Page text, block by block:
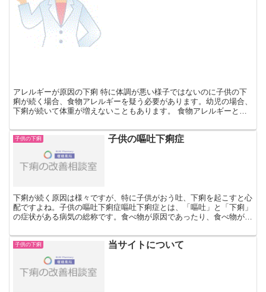
アレルギーが原因の下痢 特に体調が悪い様子ではないのに子供の下
痢が続く場合、食物アレルギーを疑う必要があります。幼児の場合、
下痢が続いて体重が増えないこともあります。 食物アレルギーと
子供の下痢 子供の嘔吐下痢症
下痢が続く原因は様々ですが、特に子供がおう吐、下痢を起こすと心
配ですよね。子供の嘔吐下痢症嘔吐下痢症とは、「嘔吐」と「下痢」
の症状がある病気の総称です。食べ物が原因であったり、食べ物が細
子供の下痢 当サイトについて